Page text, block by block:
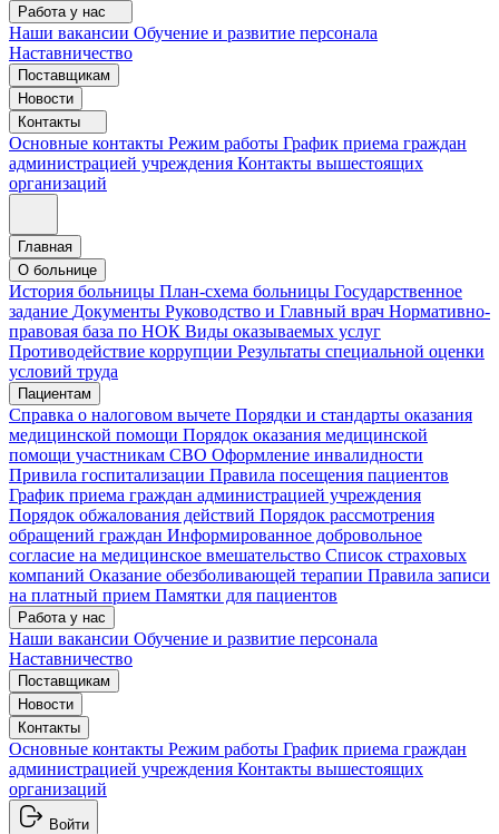
Работа у нас
Наши вакансии Обучение и развитие персонала
Наставничество
Поставщикам
Новости
Контакты
Основные контакты Режим работы График приема граждан
администрацией учреждения Контакты вышестоящих
организаций
Главная
О больнице
История больницы План-схема больницы Государственное
задание Документы Руководство и Главный врач Нормативно-
правовая база по НОК Виды оказываемых услуг
Противодействие коррупции Результаты специальной оценки
условий труда
Пациентам
Справка о налоговом вычете Порядки и стандарты оказания
медицинской помощи Порядок оказания медицинской
помощи участникам СВО Оформление инвалидности
Привила госпитализации Правила посещения пациентов
График приема граждан администрацией учреждения
Порядок обжалования действий Порядок рассмотрения
обращений граждан Информированное добровольное
согласие на медицинское вмешательство Список страховых
компаний Оказание обезболивающей терапии Правила записи
на платный прием Памятки для пациентов
Работа у нас
Наши вакансии Обучение и развитие персонала
Наставничество
Поставщикам
Новости
Контакты
Основные контакты Режим работы График приема граждан
администрацией учреждения Контакты вышестоящих
организаций
Войти